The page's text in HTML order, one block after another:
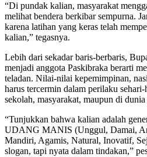
“Di pundak kalian, masyarakat
melihat bendera berkibar sempurna.
karena latihan yang keras telah
kalian,” tegasnya.
Lebih dari sekadar baris-berbaris,
menjadi anggota Paskibraka berarti
teladan. Nilai-nilai kepemimpinan,
harus tercermin dalam perilaku
sekolah, masyarakat, maupun di dunia
“Tunjukkan bahwa kalian adalah
UDANG MANIS (Unggul, Damai,
Mandiri, Agamis, Natural, Inovatif,
slogan, tapi nyata dalam tindakan,”